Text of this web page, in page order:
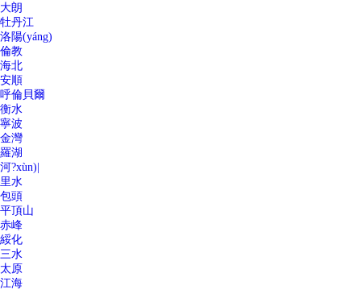
大朗
牡丹江
洛陽(yáng)
倫教
海北
安順
呼倫貝爾
衡水
寧波
金灣
羅湖
河?xùn)|
里水
包頭
平頂山
赤峰
綏化
三水
太原
江海